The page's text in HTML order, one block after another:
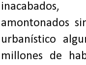
inacabados,
amontonados
urbanístico
millones de